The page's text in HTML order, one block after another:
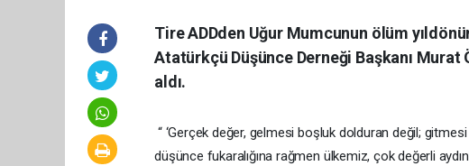
Tire ADDden Uğur Mumcunun ölüm
Atatürkçü Düşünce Derneği Başkanı Murat
aldı.
“ ‘Gerçek değer, gelmesi boşluk dolduran değil;
düşünce fukaralığına rağmen ülkemiz, çok değerli